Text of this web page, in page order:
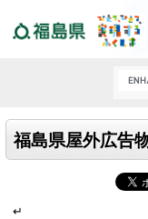
福島県屋外広告
↵